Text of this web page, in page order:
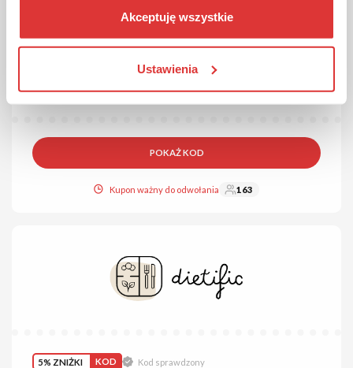
Akceptuję wszystkie
Ustawienia
Rabat obejmuje produkty nieprzecenione. Aby skorzystać ze
zniżki, wpisz kod rabatowy w odpowiednie pole w koszyku.
POKAŻ KOD
Kupon ważny do odwołania 163
5% ZNIŻKI KOD Kod sprawdzony